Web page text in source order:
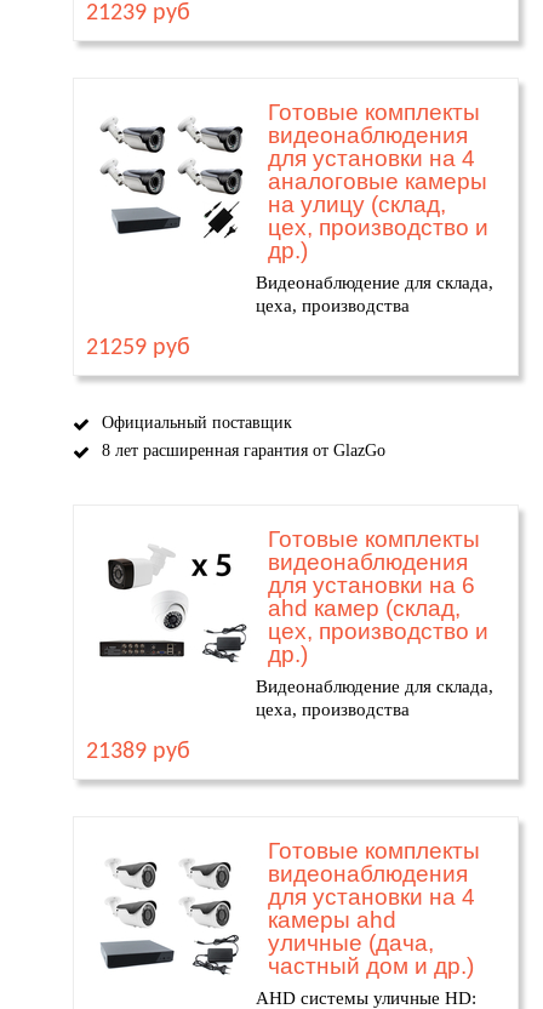
21239 руб
Готовые комплекты
видеонаблюдения
для установки на 4
аналоговые камеры
на улицу (склад,
цех, производство и
др.)
Видеонаблюдение для склада,
цеха, производства
21259 руб
Официальный поставщик
8 лет расширенная гарантия от GlazGo
Готовые комплекты
видеонаблюдения
для установки на 6
ahd камер (склад,
цех, производство и
др.)
Видеонаблюдение для склада,
цеха, производства
21389 руб
Готовые комплекты
видеонаблюдения
для установки на 4
камеры ahd
уличные (дача,
частный дом и др.)
AHD системы уличные HD: